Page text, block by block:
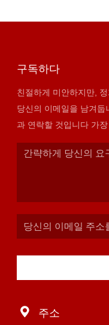
구독하다
친절하게 미안하지만,
당신의 이메일을 남겨둡
과 연
주소